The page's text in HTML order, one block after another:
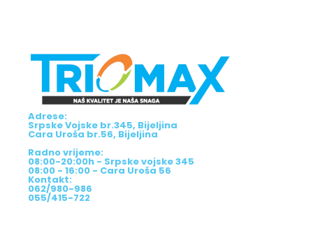
Adrese:
Srpske Vojske br.345, Bijeljina
Cara Uroša br.56, Bijeljina
Radno vrijeme:
08:00-20:00h - Srpske vojske 345
08:00 - 16:00 - Cara Uroša 56
Kontakt:
062/980-986
055/415-722